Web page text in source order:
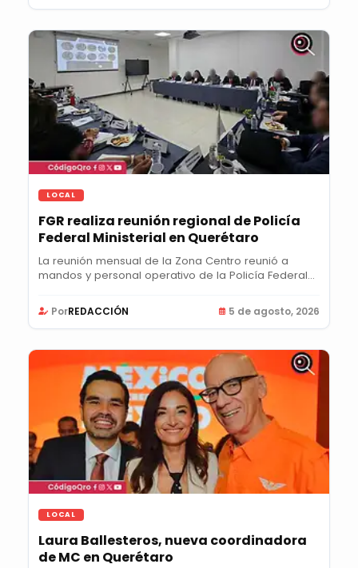
LOCAL
FGR realiza reunión regional de Policía
Federal Ministerial en Querétaro
La reunión mensual de la Zona Centro reunió a
mandos y personal operativo de la Policía Federal...
PorREDACCIÓN 5 de agosto, 2026
LOCAL
Laura Ballesteros, nueva coordinadora
de MC en Querétaro